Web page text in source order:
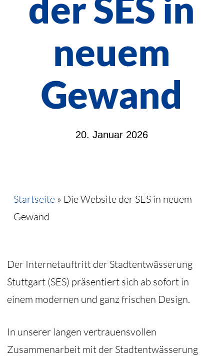
der SES in
neuem
Gewand
20. Januar 2026
Startseite» Die Website der SES in neuem
Gewand
Der Internetauftritt der Stadtentwässerung
Stuttgart (SES) präsentiert sich ab sofort in
einem modernen und ganz frischen Design.
In unserer langen vertrauensvollen
Zusammenarbeit mit der Stadtentwässerung